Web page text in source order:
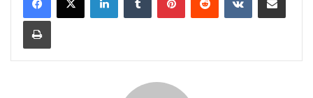
Print